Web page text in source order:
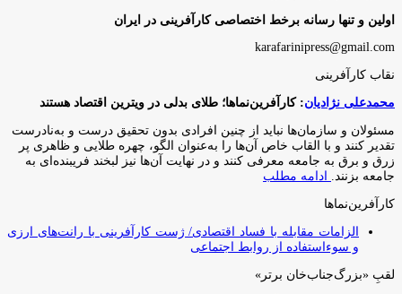
اولین و تنها رسانه برخط اختصاصی کارآفرینی در ایران
karafarinipress@gmail.com
نقاب کارآفرینی
محمدعلی نژادیان: کارآفرین‌نماها؛ طلای بدلی در ویترین اقتصاد هستند
مسئولان و سازمان‌ها نباید از چنین افرادی بدون تحقیق درست و به‌نادرست
تقدیر کنند و با القاب خاص آ‌ن‌ها را به‌عنوان الگو، چهره طلایی و ظاهری پر
زرق و برق به جامعه معرفی کنند و در نهایت آن‌ها نیز لبخند فریبنده‌ای به
جامعه بزنند.
ادامه مطلب
کارآفرین‌نماها
الزامات مقابله با فساد اقتصادی/ ژست کارآفرینی با رانت‌های ارزی
و سوءاستفاده از روابط اجتماعی
لقبِ «بزرگ‌جناب‌خان برتر»